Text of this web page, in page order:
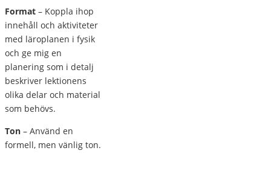
Format – Koppla ihop
innehåll och aktiviteter
med läroplanen i fysik
och ge mig en
planering som i detalj
beskriver lektionens
olika delar och material
som behövs.
Ton – Använd en
formell, men vänlig ton.